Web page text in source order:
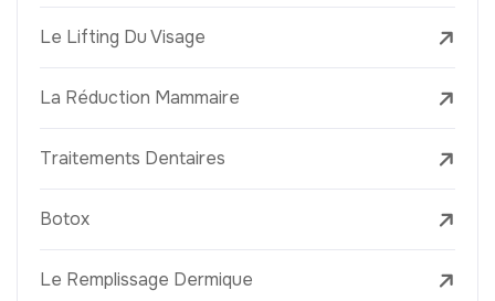
Le Lifting Du Visage
La Réduction Mammaire
Traitements Dentaires
Botox
Le Remplissage Dermique